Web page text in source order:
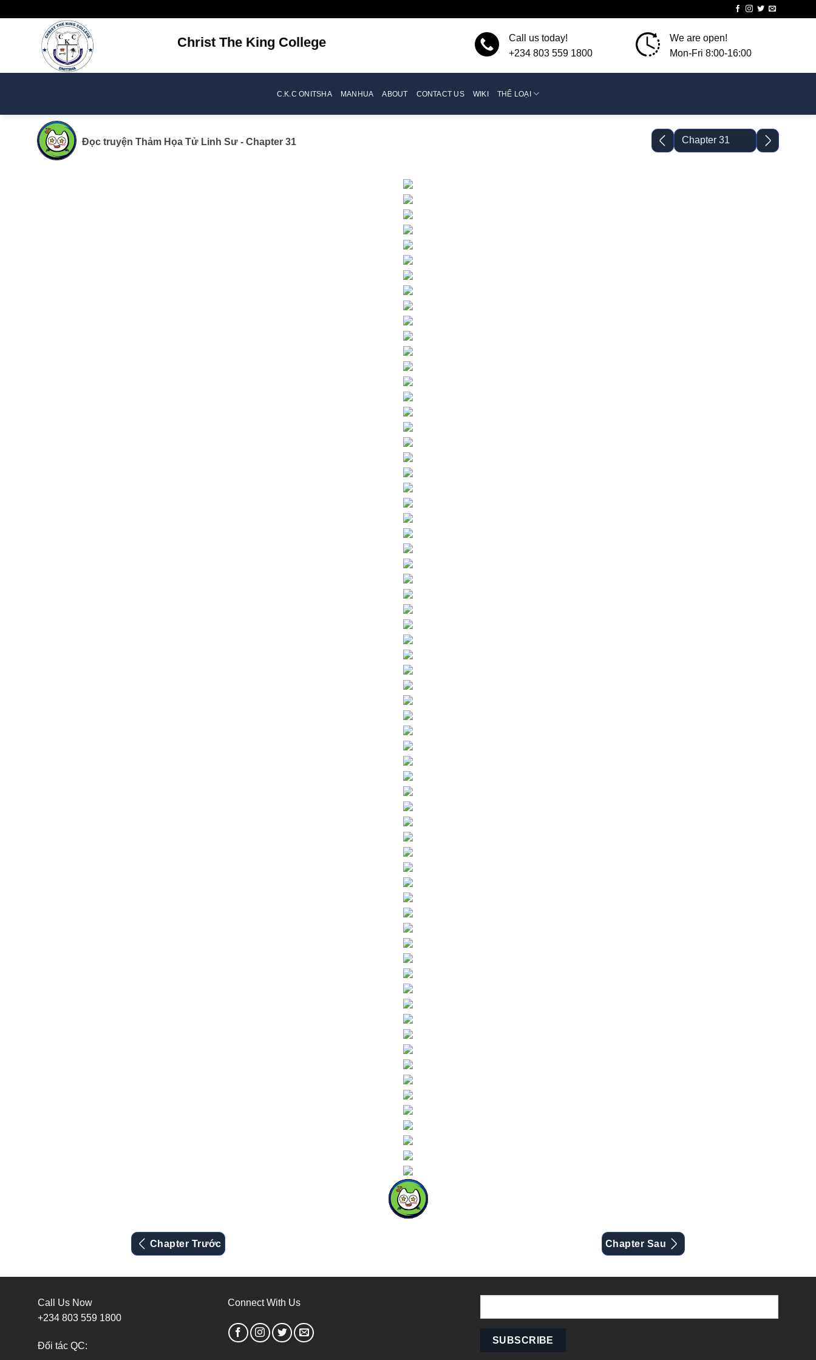
Christ The King College
Call us today!
+234 803 559 1800
We are open!
Mon-Fri 8:00-16:00
C.K.C ONITSHA MANHUA ABOUT CONTACT US WIKI THỂ LOẠI
Đọc truyện Thảm Họa Tử Linh Sư- Chapter 31
Chapter Trước Chapter Sau
Call Us Now
+234 803 559 1800
Đối tác QC:
Connect With Us